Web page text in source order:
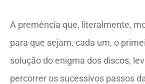
A premência que, literalmente,
para que sejam, cada um, o
solução do enigma dos discos,
percorrer os sucessivos passos